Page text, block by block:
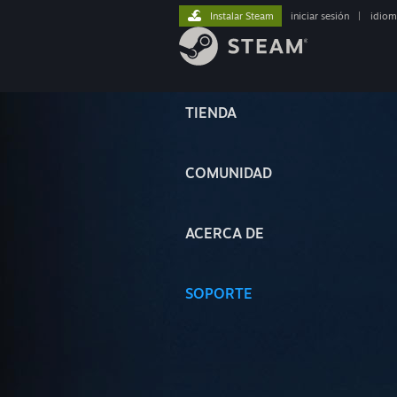
TIENDA
COMUNIDAD
ACERCA DE
SOPORTE
Instalar Steam iniciar sesión